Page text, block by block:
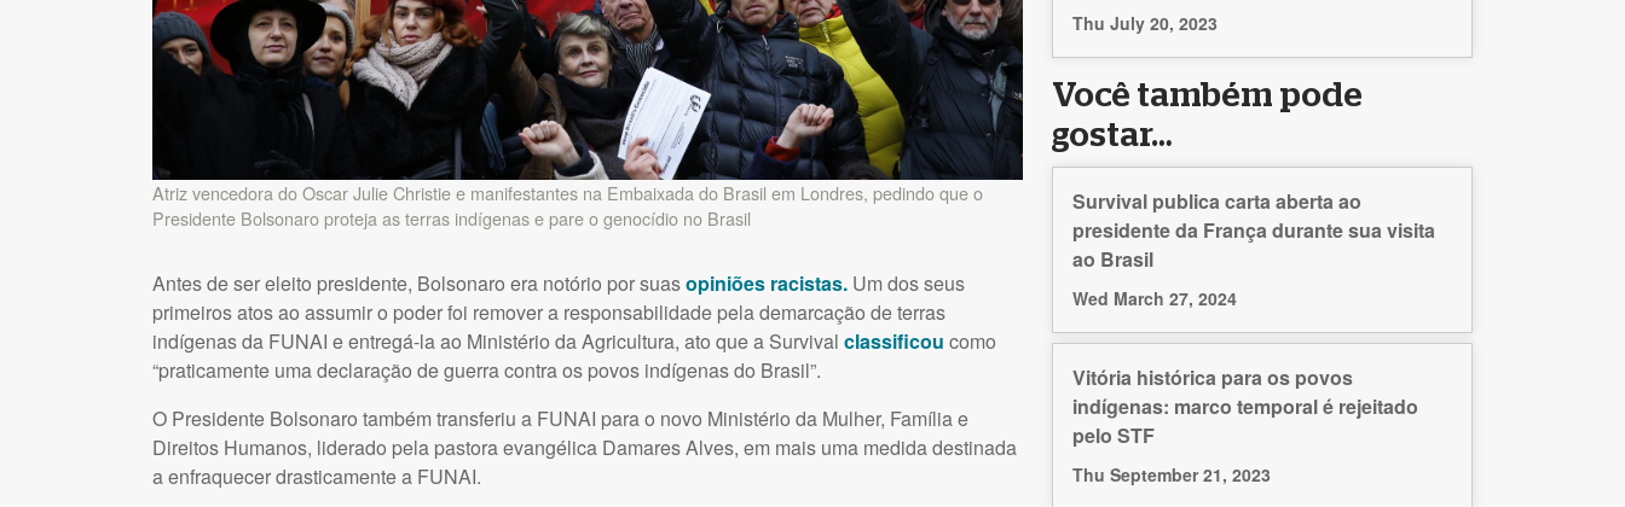
Atriz vencedora do Oscar Julie Christie e manifestantes na Embaixada do Brasil em Londres, pedindo que o
Presidente Bolsonaro proteja as terras indígenas e pare o genocídio no Brasil
Antes de ser eleito presidente, Bolsonaro era notório por suasopiniões racistas.Um dos seus
primeiros atos ao assumir o poder foi remover a responsabilidade pela demarcação de terras
indígenas da FUNAI e entregá-la ao Ministério da Agricultura, ato que a Survival classificou como
“praticamente uma declaração de guerra contra os povos indígenas do Brasil”.
O Presidente Bolsonaro também transferiu a FUNAI para o novo Ministério da Mulher, Família e
Direitos Humanos, liderado pela pastora evangélica Damares Alves, em mais uma medida destinada
a enfraquecer drasticamente a FUNAI.
Thu July 20, 2023
Você também pode
gostar…
Survival publica carta aberta ao
presidente da França durante sua visita
ao Brasil
Wed March 27, 2024
Vitória histórica para os povos
indígenas: marco temporal é rejeitado
pelo STF
Thu September 21, 2023